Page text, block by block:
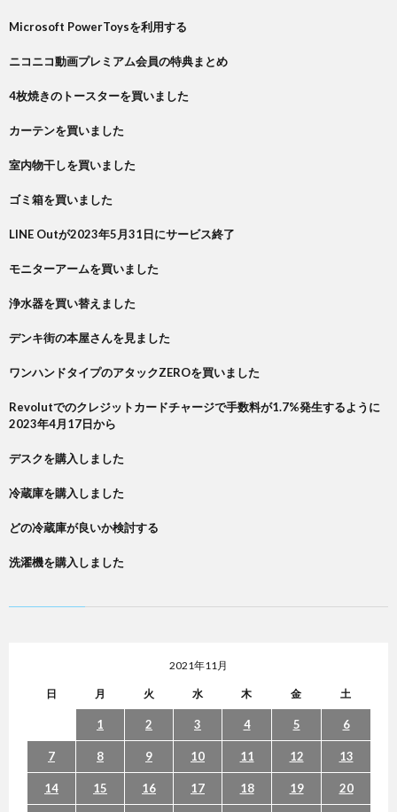
Microsoft PowerToysを利用する
ニコニコ動画プレミアム会員の特典まとめ
4枚焼きのトースターを買いました
カーテンを買いました
室内物干しを買いました
ゴミ箱を買いました
LINE Outが2023年5月31日にサービス終了
モニターアームを買いました
浄水器を買い替えました
デンキ街の本屋さんを見ました
ワンハンドタイプのアタックZEROを買いました
Revolutでのクレジットカードチャージで手数料が1.7%発生するように
2023年4月17日から
デスクを購入しました
冷蔵庫を購入しました
どの冷蔵庫が良いか検討する
洗濯機を購入しました
2021年11月
日 月 火 水 木 金 土
1 2 3 4 5 6
7 8 9 10 11 12 13
14 15 16 17 18 19 20